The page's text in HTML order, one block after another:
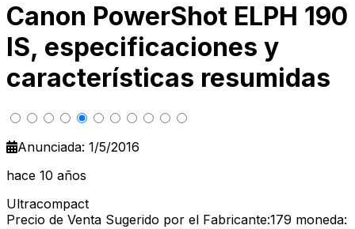
Canon PowerShot ELPH 190
IS, especificaciones y
características resumidas
Anunciada: 1/5/2016
hace 10 años
Ultracompact
Precio de Venta Sugerido por el Fabricante:179 moneda: